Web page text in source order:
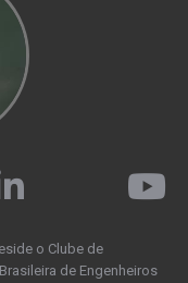
o Clube de
de Engenheiros